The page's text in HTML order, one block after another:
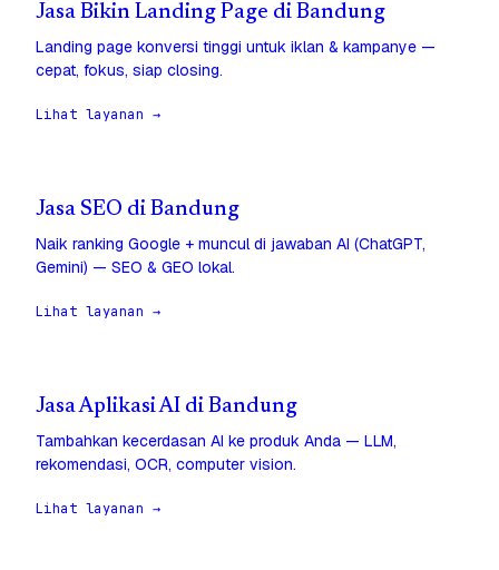
Jasa Bikin Landing Page di Bandung
Landing page konversi tinggi untuk iklan & kampanye —
cepat, fokus, siap closing.
Lihat layanan →
Jasa SEO di Bandung
Naik ranking Google + muncul di jawaban AI (ChatGPT,
Gemini) — SEO & GEO lokal.
Lihat layanan →
Jasa Aplikasi AI di Bandung
Tambahkan kecerdasan AI ke produk Anda — LLM,
rekomendasi, OCR, computer vision.
Lihat layanan →